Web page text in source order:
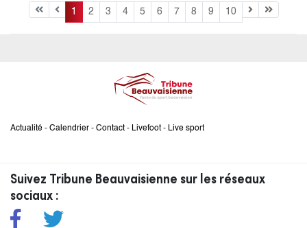
1 2 3 4 5 6 7 8 9 10
Actualité - Calendrier - Contact - Livefoot - Live sport
Suivez Tribune Beauvaisienne sur les réseaux
sociaux :